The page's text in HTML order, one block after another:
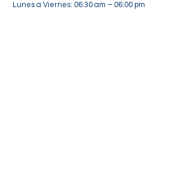
Lunes a Viernes: 06:30 am – 06:00 pm